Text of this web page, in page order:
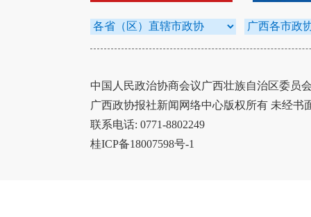
中国人民政治协商会议广西壮族自治区委员
广西政协报社新闻网络中心版权所有 未经书
联系电话: 0771-8802249
桂ICP备18007598号-1